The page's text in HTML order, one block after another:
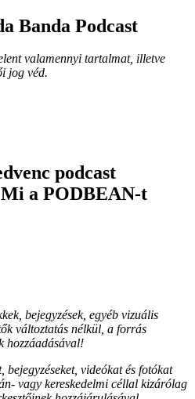
Banda Podcast
valamennyi tartalmat, illetve
jog véd.
podcast
a PODBEAN-t
bejegyzések, egyéb vizuális
változtatás nélkül, a forrás
hozzáadásával!
bejegyzéseket, videókat és fotókat
vagy kereskedelmi céllal kizárólag